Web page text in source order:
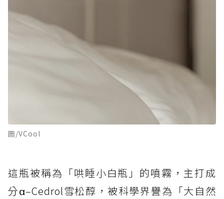
圖/VCool
這瓶被稱為「哄睡小白瓶」的噴霧，主打成
分α–Cedrol雪松醇，被科學界譽為「大自然